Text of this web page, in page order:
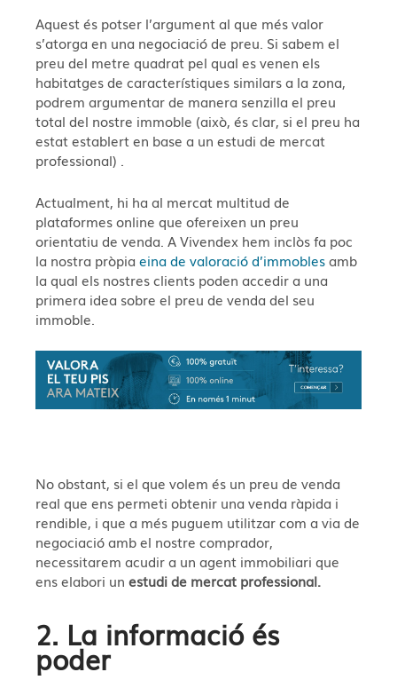
Aquest és potser l’argument al que més valor
s’atorga en una negociació de preu. Si sabem el
preu del metre quadrat pel qual es venen els
habitatges de característiques similars a la zona,
podrem argumentar de manera senzilla el preu
total del nostre immoble (això, és clar, si el preu ha
estat establert en base a un estudi de mercat
professional) .
Actualment, hi ha al mercat multitud de
plataformes online que ofereixen un preu
orientatiu de venda. A Vivendex hem inclòs fa poc
la nostra pròpia eina de valoració d’immoblesamb
la qual els nostres clients poden accedir a una
primera idea sobre el preu de venda del seu
immoble.
No obstant, si el que volem és un preu de venda
real que ens permeti obtenir una venda ràpida i
rendible, i que a més puguem utilitzar com a via de
negociació amb el nostre comprador,
necessitarem acudir a un agent immobiliari que
ens elabori un estudi de mercat professional.
2. La informació és
poder